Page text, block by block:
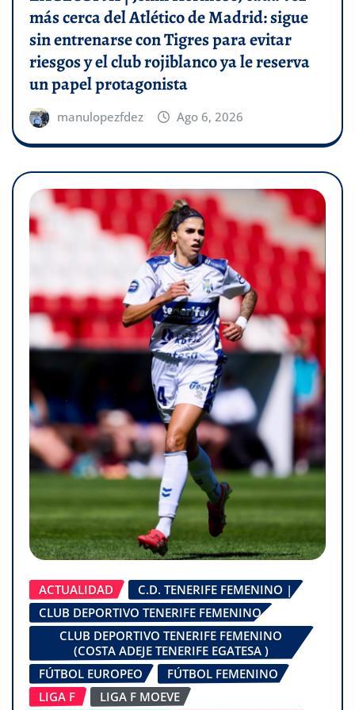
más cerca del Atlético de Madrid: sigue
sin entrenarse con Tigres para evitar
riesgos y el club rojiblanco ya le reserva
un papel protagonista
manulopezfdez Ago 6, 2026
ACTUALIDAD
C.D. TENERIFE FEMENINO |
CLUB DEPORTIVO TENERIFE FEMENINO
CLUB DEPORTIVO TENERIFE FEMENINO
(COSTA ADEJE TENERIFE EGATESA )
FÚTBOL EUROPEO
FÚTBOL FEMENINO
LIGA F
LIGA F MOEVE